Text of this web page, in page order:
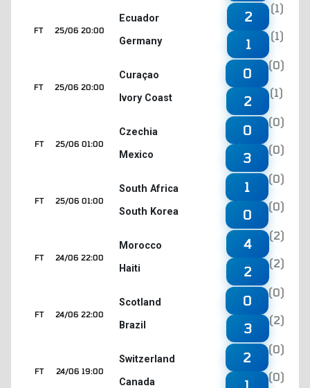
25/06 20:00
FT
Ecuador
Germany
2
(1)
1
(1)
25/06 20:00
FT
Curaçao
Ivory Coast
0
(0)
2
(1)
25/06 01:00
FT
Czechia
Mexico
0
(0)
3
(0)
25/06 01:00
FT
South Africa
South Korea
1
(0)
0
(0)
24/06 22:00
FT
Morocco
Haiti
4
(2)
2
(2)
24/06 22:00
FT
Scotland
Brazil
0
(0)
3
(2)
24/06 19:00
FT
Switzerland
Canada
2
(0)
1
(0)